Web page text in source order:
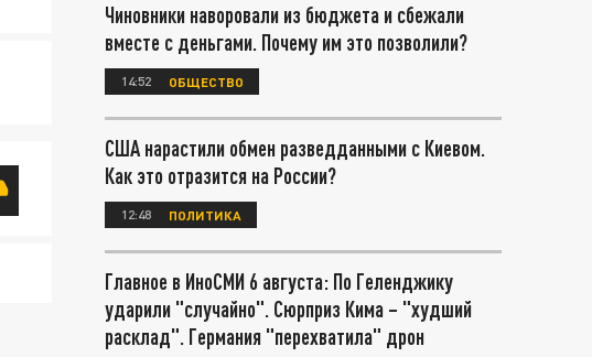
Чиновники наворовали из бюджета и сбежали
вместе с деньгами. Почему им это позволили?
14:52 ОБЩЕСТВО
США нарастили обмен разведданными с Киевом.
Как это отразится на России?
12:48 ПОЛИТИКА
Главное в ИноСМИ 6 августа: По Геленджику
ударили "случайно". Сюрприз Кима – "худший
расклад". Германия "перехватила" дрон